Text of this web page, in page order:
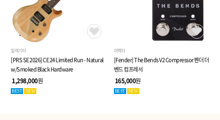
일렉기타
[PRS SE 2026] CE 24 Limited Run - Natural
w/Smoked Black Hardware
1,298,000원
BEST NEW
이펙터
[Fender] The Bends V2 Compressor 펜더 더
벤드 컴프레서
165,000원
BEST NEW